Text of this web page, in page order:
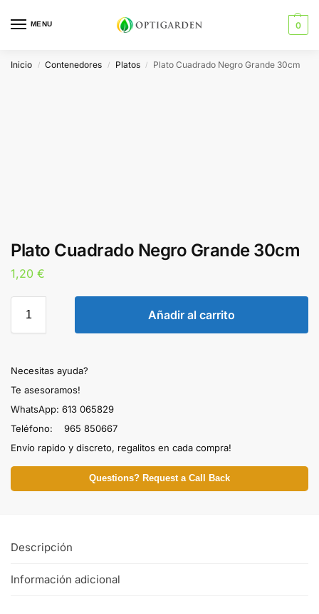
MENU 0
Inicio / Contenedores / Platos / Plato Cuadrado Negro Grande 30cm
Plato Cuadrado Negro Grande 30cm
1,20 €
Añadir al carrito
Necesitas ayuda?
Te asesoramos!
WhatsApp: 613 065829
Teléfono: 965 850667
Envío rapido y discreto, regalitos en cada compra!
Questions? Request a Call Back
Descripción
Información adicional